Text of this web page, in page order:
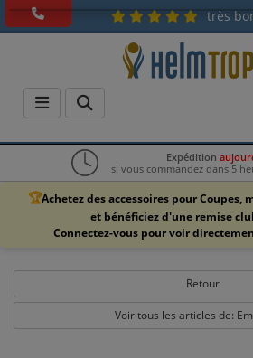
très
Expédition
si vous commandez dans 5
🏆Achetez des accessoires pour Coupes,
et bénéficiez d'une remise
Connectez-vous pour voir
Retour
Voir tous les articles de: